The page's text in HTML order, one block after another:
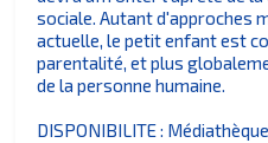
sociale. Autant d'approches
actuelle, le petit enfant est
parentalité, et plus
de la personne humaine.
DISPONIBILITE :